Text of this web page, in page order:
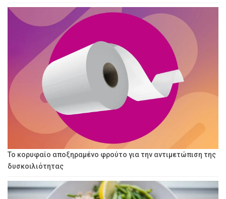
Το κορυφαίο αποξηραμένο φρούτο για την αντιμετώπιση της
δυσκοιλιότητας